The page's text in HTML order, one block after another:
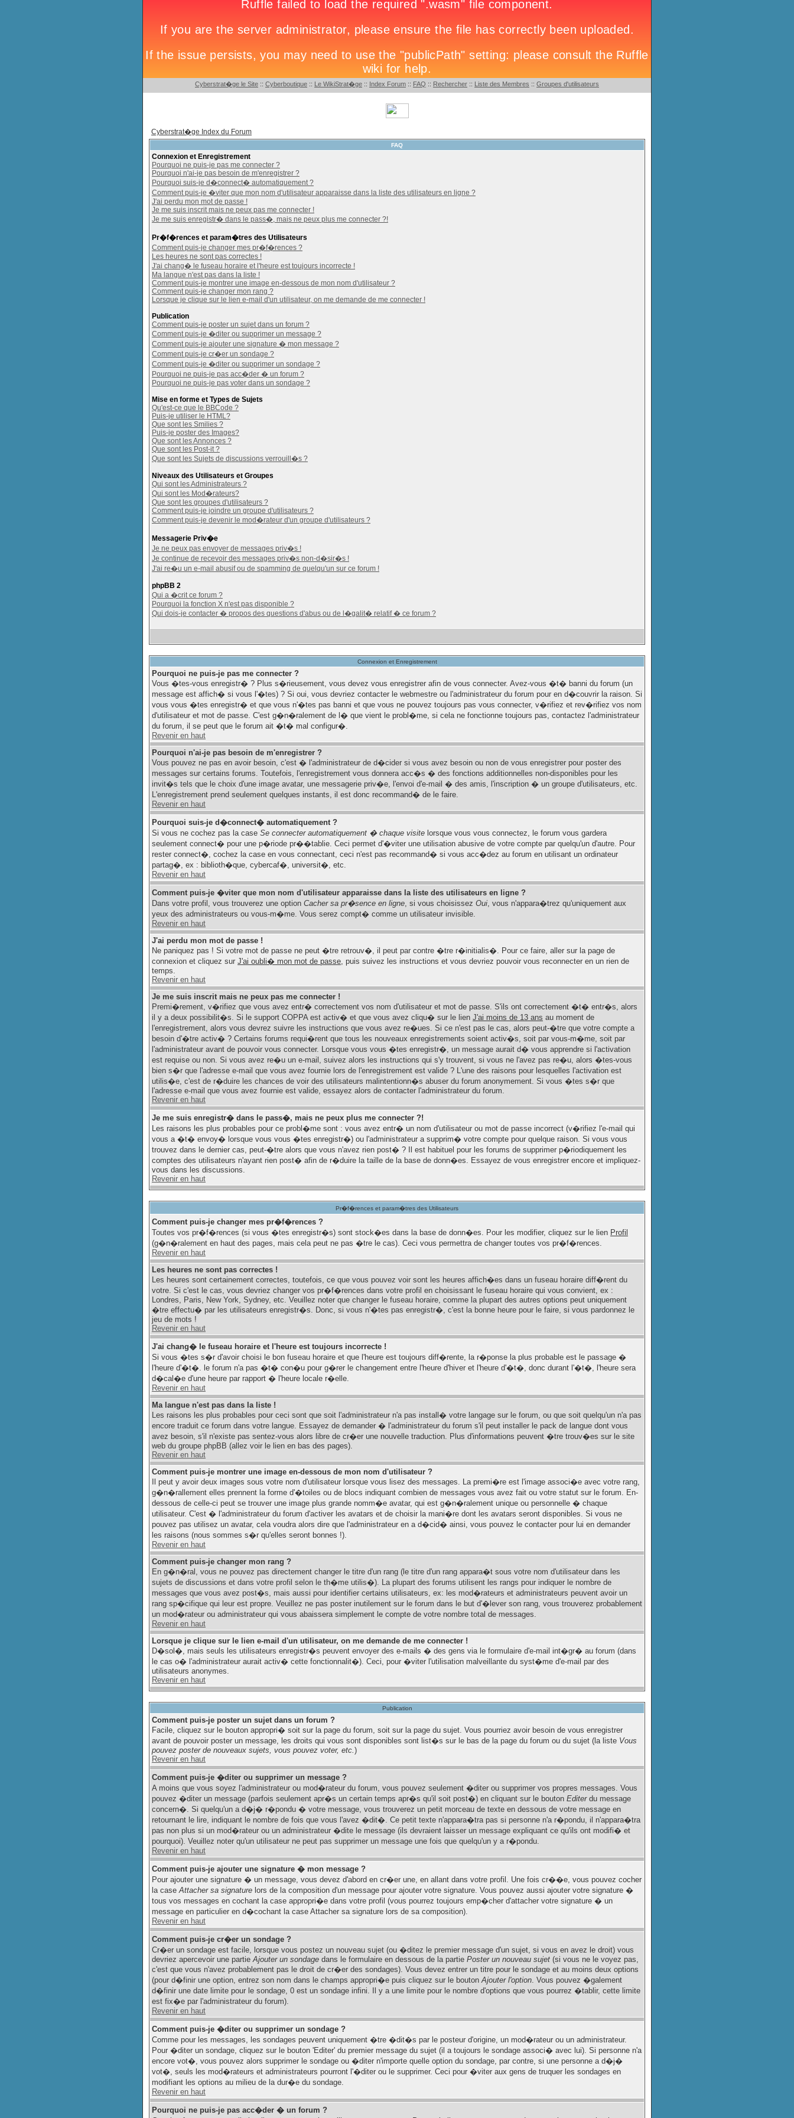
Cyberstrat�ge le Site :: Cyberboutique :: Le WikiStrat�ge :: Index Forum :: FAQ :: Rechercher :: Liste des Membres :: Groupes d'utilisateurs
Cyberstrat�ge Index du Forum
FAQ
Connexion et Enregistrement
Pourquoi ne puis-je pas me connecter ?
Pourquoi n'ai-je pas besoin de m'enregistrer ?
Pourquoi suis-je d�connect� automatiquement ?
Comment puis-je �viter que mon nom d'utilisateur apparaisse dans la liste des utilisateurs en ligne ?
J'ai perdu mon mot de passe !
Je me suis inscrit mais ne peux pas me connecter !
Je me suis enregistr� dans le pass�, mais ne peux plus me connecter ?!
Pr�f�rences et param�tres des Utilisateurs
Comment puis-je changer mes pr�f�rences ?
Les heures ne sont pas correctes !
J'ai chang� le fuseau horaire et l'heure est toujours incorrecte !
Ma langue n'est pas dans la liste !
Comment puis-je montrer une image en-dessous de mon nom d'utilisateur ?
Comment puis-je changer mon rang ?
Lorsque je clique sur le lien e-mail d'un utilisateur, on me demande de me connecter !
Publication
Comment puis-je poster un sujet dans un forum ?
Comment puis-je �diter ou supprimer un message ?
Comment puis-je ajouter une signature � mon message ?
Comment puis-je cr�er un sondage ?
Comment puis-je �diter ou supprimer un sondage ?
Pourquoi ne puis-je pas acc�der � un forum ?
Pourquoi ne puis-je pas voter dans un sondage ?
Mise en forme et Types de Sujets
Qu'est-ce que le BBCode ?
Puis-je utiliser le HTML?
Que sont les Smilies ?
Puis-je poster des Images?
Que sont les Annonces ?
Que sont les Post-it ?
Que sont les Sujets de discussions verrouill�s ?
Niveaux des Utilisateurs et Groupes
Qui sont les Administrateurs ?
Qui sont les Mod�rateurs?
Que sont les groupes d'utilisateurs ?
Comment puis-je joindre un groupe d'utilisateurs ?
Comment puis-je devenir le mod�rateur d'un groupe d'utilisateurs ?
Messagerie Priv�e
Je ne peux pas envoyer de messages priv�s !
Je continue de recevoir des messages priv�s non-d�sir�s !
J'ai re�u un e-mail abusif ou de spamming de quelqu'un sur ce forum !
phpBB 2
Qui a �crit ce forum ?
Pourquoi la fonction X n'est pas disponible ?
Qui dois-je contacter � propos des questions d'abus ou de l�galit� relatif � ce forum ?
Connexion et Enregistrement
Pourquoi ne puis-je pas me connecter ?
Vous �tes-vous enregistr� ? Plus s�rieusement, vous devez vous enregistrer afin de vous connecter. Avez-vous �t� banni du forum (un
message est affich� si vous l'�tes) ? Si oui, vous devriez contacter le webmestre ou l'administrateur du forum pour en d�couvrir la raison. Si
vous vous �tes enregistr� et que vous n'�tes pas banni et que vous ne pouvez toujours pas vous connecter, v�rifiez et rev�rifiez vos nom
d'utilisateur et mot de passe. C'est g�n�ralement de l� que vient le probl�me, si cela ne fonctionne toujours pas, contactez l'administrateur
du forum, il se peut que le forum ait �t� mal configur�.
Revenir en haut
Pourquoi n'ai-je pas besoin de m'enregistrer ?
Vous pouvez ne pas en avoir besoin, c'est � l'administrateur de d�cider si vous avez besoin ou non de vous enregistrer pour poster des
messages sur certains forums. Toutefois, l'enregistrement vous donnera acc�s � des fonctions additionnelles non-disponibles pour les
invit�s tels que le choix d'une image avatar, une messagerie priv�e, l'envoi d'e-mail � des amis, l'inscription � un groupe d'utilisateurs, etc.
L'enregistrement prend seulement quelques instants, il est donc recommand� de le faire.
Revenir en haut
Pourquoi suis-je d�connect� automatiquement ?
Si vous ne cochez pas la case Se connecter automatiquement � chaque visite lorsque vous vous connectez, le forum vous gardera
seulement connect� pour une p�riode pr��tablie. Ceci permet d'�viter une utilisation abusive de votre compte par quelqu'un d'autre. Pour
rester connect�, cochez la case en vous connectant, ceci n'est pas recommand� si vous acc�dez au forum en utilisant un ordinateur
partag�, ex : biblioth�que, cybercaf�, universit�, etc.
Revenir en haut
Comment puis-je �viter que mon nom d'utilisateur apparaisse dans la liste des utilisateurs en ligne ?
Dans votre profil, vous trouverez une option Cacher sa pr�sence en ligne, si vous choisissez Oui, vous n'appara�trez qu'uniquement aux
yeux des administrateurs ou vous-m�me. Vous serez compt� comme un utilisateur invisible.
Revenir en haut
J'ai perdu mon mot de passe !
Ne paniquez pas ! Si votre mot de passe ne peut �tre retrouv�, il peut par contre �tre r�initialis�. Pour ce faire, aller sur la page de
connexion et cliquez sur J'ai oubli� mon mot de passe, puis suivez les instructions et vous devriez pouvoir vous reconnecter en un rien de
temps.
Revenir en haut
Je me suis inscrit mais ne peux pas me connecter !
Premi�rement, v�rifiez que vous avez entr� correctement vos nom d'utilisateur et mot de passe. S'ils ont correctement �t� entr�s, alors
il y a deux possibilit�s. Si le support COPPA est activ� et que vous avez cliqu� sur le lien J'ai moins de 13 ans au moment de
l'enregistrement, alors vous devrez suivre les instructions que vous avez re�ues. Si ce n'est pas le cas, alors peut-�tre que votre compte a
besoin d'�tre activ� ? Certains forums requi�rent que tous les nouveaux enregistrements soient activ�s, soit par vous-m�me, soit par
l'administrateur avant de pouvoir vous connecter. Lorsque vous vous �tes enregistr�, un message aurait d� vous apprendre si l'activation
est requise ou non. Si vous avez re�u un e-mail, suivez alors les instructions qui s'y trouvent, si vous ne l'avez pas re�u, alors �tes-vous
bien s�r que l'adresse e-mail que vous avez fournie lors de l'enregistrement est valide ? L'une des raisons pour lesquelles l'activation est
utilis�e, c'est de r�duire les chances de voir des utilisateurs malintentionn�s abuser du forum anonymement. Si vous �tes s�r que
l'adresse e-mail que vous avez fournie est valide, essayez alors de contacter l'administrateur du forum.
Revenir en haut
Je me suis enregistr� dans le pass�, mais ne peux plus me connecter ?!
Les raisons les plus probables pour ce probl�me sont : vous avez entr� un nom d'utilisateur ou mot de passe incorrect (v�rifiez l'e-mail qui
vous a �t� envoy� lorsque vous vous �tes enregistr�) ou l'administrateur a supprim� votre compte pour quelque raison. Si vous vous
trouvez dans le dernier cas, peut-�tre alors que vous n'avez rien post� ? Il est habituel pour les forums de supprimer p�riodiquement les
comptes des utilisateurs n'ayant rien post� afin de r�duire la taille de la base de donn�es. Essayez de vous enregistrer encore et impliquez-
vous dans les discussions.
Revenir en haut
Pr�f�rences et param�tres des Utilisateurs
Comment puis-je changer mes pr�f�rences ?
Toutes vos pr�f�rences (si vous �tes enregistr�s) sont stock�es dans la base de donn�es. Pour les modifier, cliquez sur le lien Profil
(g�n�ralement en haut des pages, mais cela peut ne pas �tre le cas). Ceci vous permettra de changer toutes vos pr�f�rences.
Revenir en haut
Les heures ne sont pas correctes !
Les heures sont certainement correctes, toutefois, ce que vous pouvez voir sont les heures affich�es dans un fuseau horaire diff�rent du
votre. Si c'est le cas, vous devriez changer vos pr�f�rences dans votre profil en choisissant le fuseau horaire qui vous convient, ex :
Londres, Paris, New York, Sydney, etc. Veuillez noter que changer le fuseau horaire, comme la plupart des autres options peut uniquement
�tre effectu� par les utilisateurs enregistr�s. Donc, si vous n'�tes pas enregistr�, c'est la bonne heure pour le faire, si vous pardonnez le
jeu de mots !
Revenir en haut
J'ai chang� le fuseau horaire et l'heure est toujours incorrecte !
Si vous �tes s�r d'avoir choisi le bon fuseau horaire et que l'heure est toujours diff�rente, la r�ponse la plus probable est le passage �
l'heure d'�t�. le forum n'a pas �t� con�u pour g�rer le changement entre l'heure d'hiver et l'heure d'�t�, donc durant l'�t�, l'heure sera
d�cal�e d'une heure par rapport � l'heure locale r�elle.
Revenir en haut
Ma langue n'est pas dans la liste !
Les raisons les plus probables pour ceci sont que soit l'administrateur n'a pas install� votre langage sur le forum, ou que soit quelqu'un n'a pas
encore traduit ce forum dans votre langue. Essayez de demander � l'administrateur du forum s'il peut installer le pack de langue dont vous
avez besoin, s'il n'existe pas sentez-vous alors libre de cr�er une nouvelle traduction. Plus d'informations peuvent �tre trouv�es sur le site
web du groupe phpBB (allez voir le lien en bas des pages).
Revenir en haut
Comment puis-je montrer une image en-dessous de mon nom d'utilisateur ?
Il peut y avoir deux images sous votre nom d'utilisateur lorsque vous lisez des messages. La premi�re est l'image associ�e avec votre rang,
g�n�rallement elles prennent la forme d'�toiles ou de blocs indiquant combien de messages vous avez fait ou votre statut sur le forum. En-
dessous de celle-ci peut se trouver une image plus grande nomm�e avatar, qui est g�n�ralement unique ou personnelle � chaque
utilisateur. C'est � l'administrateur du forum d'activer les avatars et de choisir la mani�re dont les avatars seront disponibles. Si vous ne
pouvez pas utilisez un avatar, cela voudra alors dire que l'administrateur en a d�cid� ainsi, vous pouvez le contacter pour lui en demander
les raisons (nous sommes s�r qu'elles seront bonnes !).
Revenir en haut
Comment puis-je changer mon rang ?
En g�n�ral, vous ne pouvez pas directement changer le titre d'un rang (le titre d'un rang appara�t sous votre nom d'utilisateur dans les
sujets de discussions et dans votre profil selon le th�me utilis�). La plupart des forums utilisent les rangs pour indiquer le nombre de
messages que vous avez post�s, mais aussi pour identifier certains utilisateurs, ex: les mod�rateurs et administrateurs peuvent avoir un
rang sp�cifique qui leur est propre. Veuillez ne pas poster inutilement sur le forum dans le but d'�lever son rang, vous trouverez probablement
un mod�rateur ou administrateur qui vous abaissera simplement le compte de votre nombre total de messages.
Revenir en haut
Lorsque je clique sur le lien e-mail d'un utilisateur, on me demande de me connecter !
D�sol�, mais seuls les utilisateurs enregistr�s peuvent envoyer des e-mails � des gens via le formulaire d'e-mail int�gr� au forum (dans
le cas o� l'administrateur aurait activ� cette fonctionnalit�). Ceci, pour �viter l'utilisation malveillante du syst�me d'e-mail par des
utilisateurs anonymes.
Revenir en haut
Publication
Comment puis-je poster un sujet dans un forum ?
Facile, cliquez sur le bouton appropri� soit sur la page du forum, soit sur la page du sujet. Vous pourriez avoir besoin de vous enregistrer
avant de pouvoir poster un message, les droits qui vous sont disponibles sont list�s sur le bas de la page du forum ou du sujet (la liste Vous
pouvez poster de nouveaux sujets, vous pouvez voter, etc.)
Revenir en haut
Comment puis-je �diter ou supprimer un message ?
A moins que vous soyez l'administrateur ou mod�rateur du forum, vous pouvez seulement �diter ou supprimer vos propres messages. Vous
pouvez �diter un message (parfois seulement apr�s un certain temps apr�s qu'il soit post�) en cliquant sur le bouton Editerdu message
concern�. Si quelqu'un a d�j� r�pondu � votre message, vous trouverez un petit morceau de texte en dessous de votre message en
retournant le lire, indiquant le nombre de fois que vous l'avez �dit�. Ce petit texte n'appara�tra pas si personne n'a r�pondu, il n'appara�tra
pas non plus si un mod�rateur ou un administrateur �dite le message (ils devraient laisser un message expliquant ce qu'ils ont modifi� et
pourquoi). Veuillez noter qu'un utilisateur ne peut pas supprimer un message une fois que quelqu'un y a r�pondu.
Revenir en haut
Comment puis-je ajouter une signature � mon message ?
Pour ajouter une signature � un message, vous devez d'abord en cr�er une, en allant dans votre profil. Une fois cr��e, vous pouvez cocher
la caseAttacher sa signature lors de la composition d'un message pour ajouter votre signature. Vous pouvez aussi ajouter votre signature �
tous vos messages en cochant la case appropri�e dans votre profil (vous pourrez toujours emp�cher d'attacher votre signature � un
message en particulier en d�cochant la case Attacher sa signature lors de sa composition).
Revenir en haut
Comment puis-je cr�er un sondage ?
Cr�er un sondage est facile, lorsque vous postez un nouveau sujet (ou �ditez le premier message d'un sujet, si vous en avez le droit) vous
devriez apercevoir une partieAjouter un sondage dans le formulaire en dessous de la partie Poster un nouveau sujet (si vous ne le voyez pas,
c'est que vous n'avez probablement pas le droit de cr�er des sondages). Vous devez entrer un titre pour le sondage et au moins deux options
(pour d�finir une option, entrez son nom dans le champs appropri�e puis cliquez sur le boutonAjouter l'option. Vous pouvez �galement
d�finir une date limite pour le sondage, 0 est un sondage infini. Il y a une limite pour le nombre d'options que vous pourrez �tablir, cette limite
est fix�e par l'administrateur du forum).
Revenir en haut
Comment puis-je �diter ou supprimer un sondage ?
Comme pour les messages, les sondages peuvent uniquement �tre �dit�s par le posteur d'origine, un mod�rateur ou un administrateur.
Pour �diter un sondage, cliquez sur le bouton 'Editer' du premier message du sujet (il a toujours le sondage associ� avec lui). Si personne n'a
encore vot�, vous pouvez alors supprimer le sondage ou �diter n'importe quelle option du sondage, par contre, si une personne a d�j�
vot�, seuls les mod�rateurs et administrateurs pourront l'�diter ou le supprimer. Ceci pour �viter aux gens de truquer les sondages en
modifiant les options au milieu de la dur�e du sondage.
Revenir en haut
Pourquoi ne puis-je pas acc�der � un forum ?